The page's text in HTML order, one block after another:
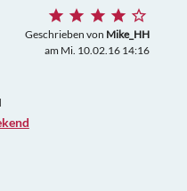
Geschrieben von Mike_HH
am Mi. 10.02.16 14:16